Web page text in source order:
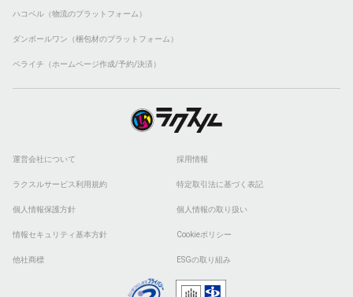
ハコベル（物流のプラットフォーム）
ダンボールワン（梱包材のプラットフォーム）
ペライチ（ホームページ作成/予約/決済）
運営会社について 採用情報
ラクスルサービス利用規約 特定取引法に基づく表記
個人情報保護方針 個人情報の取り扱い
情報セキュリティ基本方針 Cookieポリシー
他社商標 ESGの取り組み